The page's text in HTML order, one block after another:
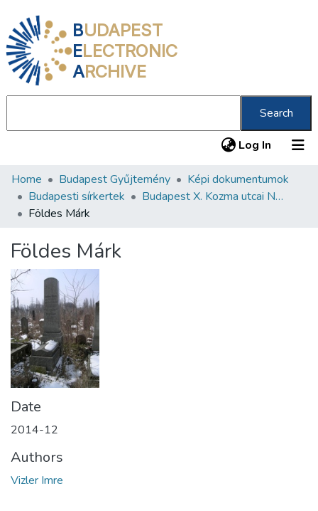
BUDAPEST
ELECTRONIC
ARCHIVE
Search
Log In (current)
Communities & Collections
All of DSpace
About us
Home Budapest Gyűjtemény
Képi dokumentumok
Budapesti sírkertek
Budapest X. Kozma utcai Neológ Zsidó Temető
Földes Márk
Földes Márk
Date
2014-12
Authors
Vizler Imre